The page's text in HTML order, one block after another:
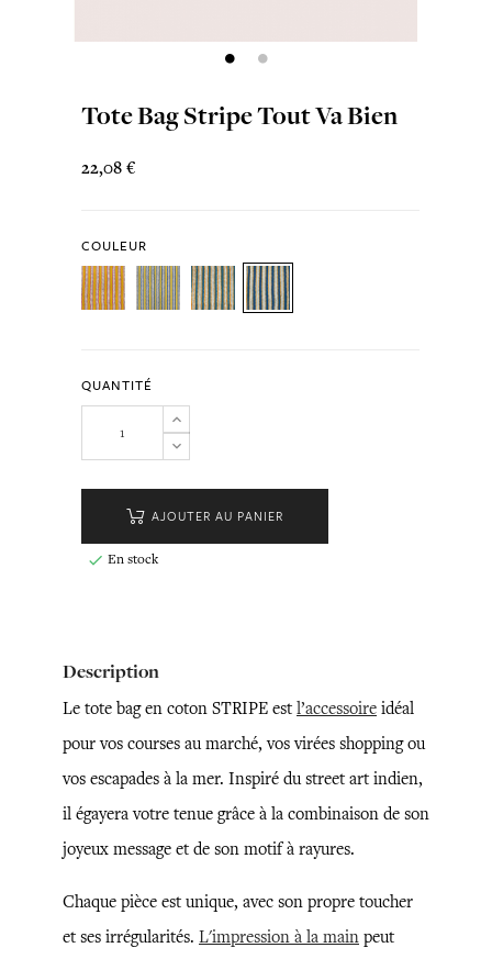
Tote Bag Stripe Tout Va Bien
22,08 €
COULEUR
QUANTITÉ
AJOUTER AU PANIER
 En stock
Description
Le tote bag en coton STRIPE est l’accessoire idéal
pour vos courses au marché, vos virées shopping ou
vos escapades à la mer. Inspiré du street art indien,
il égayera votre tenue grâce à la combinaison de son
joyeux message et de son motif à rayures.
Chaque pièce est unique, avec son propre toucher
et ses irrégularités. L'impression à la main peut